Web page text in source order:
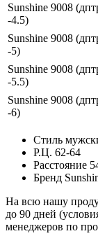
Sunshine 9008
-4.5)
Sunshine 9008
-5)
Sunshine 9008
-5.5)
Sunshine 9008
-6)
Стиль
Р.Ц. 62-64
Расстояние
Бренд
На всю нашу
до 90 дней
менеджеров по